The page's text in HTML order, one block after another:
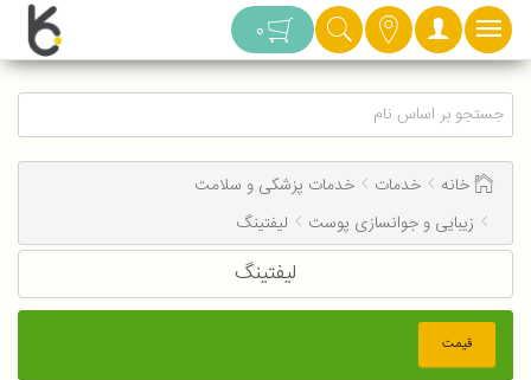
دسته بندی 0
خانه خدمات
خدمات پزشکی و سلامت
زیبایی و جوانسازی پوست
لیفتینگ
لیفتینگ
قیمت